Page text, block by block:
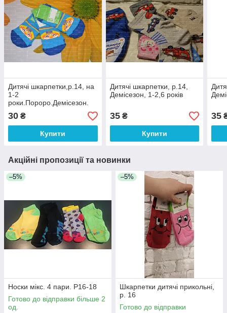
Дитячі шкарпетки,р.14, на
1-2
роки.Пороро.Демісезон.
30 ₴
Купити
Дитячі шкарпетки, р.14,
Демісезон, 1-2,6 років
35₴
Купити
35
Акційні пропозиції та новинки
–5%
Носки мікс. 4 пари. Р16-18
Готово до відправки більше 2
од.
–5%
Шкарпетки дитячі прикольні,
р. 16
Готово до відправки